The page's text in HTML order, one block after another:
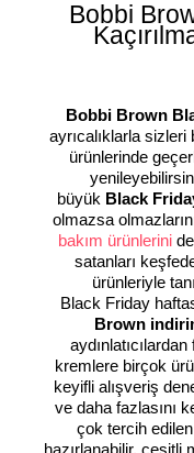
Bobbi
Bobbi Brown
ayrıcalıklarla
ürünlerinde
büyük Black
olmazsa
bakım ürünlerini
satanları
ürünleriyle
Black Friday
Brown
kremlere birçok
keyifli alışveriş
ve daha fazlasını
çok tercih